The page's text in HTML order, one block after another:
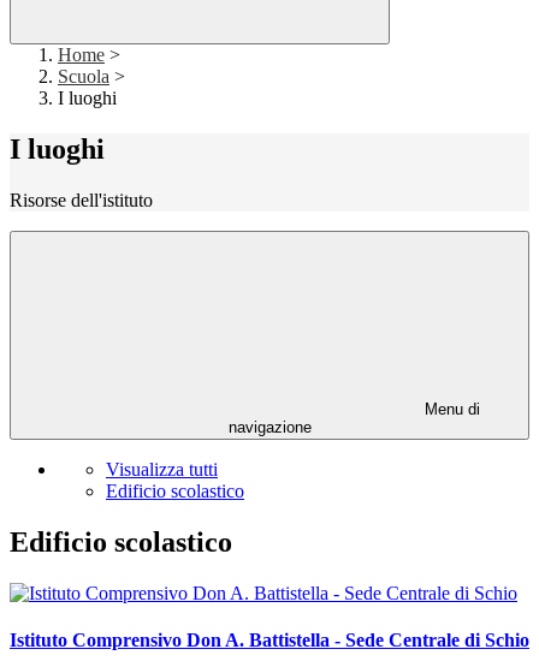
Home >
Scuola >
I luoghi
I luoghi
Risorse dell'istituto
Menu di
navigazione
Visualizza tutti
Edificio scolastico
Edificio scolastico
Istituto Comprensivo Don A. Battistella - Sede Centrale di Schio